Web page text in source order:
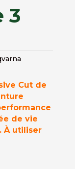
3
Cut de
de vie
À utiliser